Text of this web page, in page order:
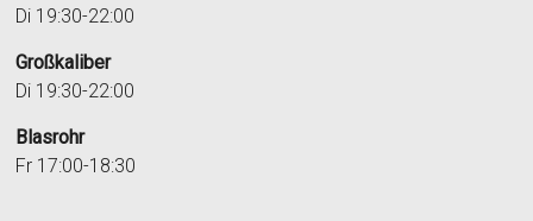
Di 19:30-22:00
Großkaliber
Di 19:30-22:00
Blasrohr
Fr 17:00-18:30